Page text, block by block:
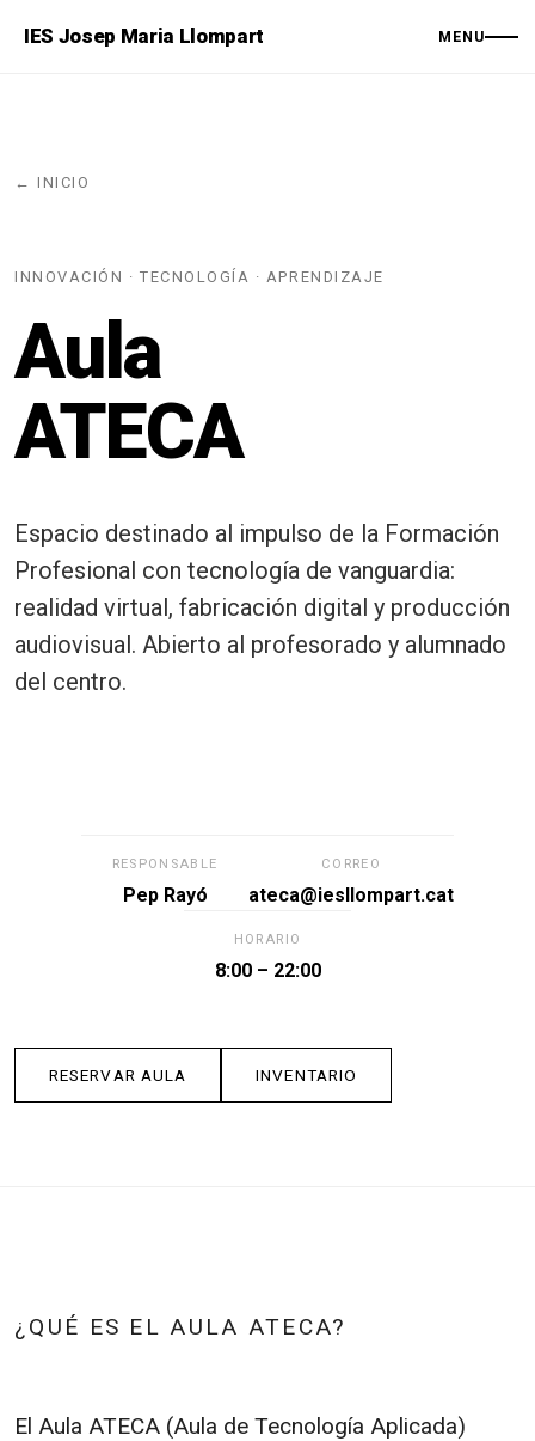
IES Josep Maria Llompart MENU
← INICIO
INNOVACIÓN · TECNOLOGÍA · APRENDIZAJE
Aula
ATECA
Espacio destinado al impulso de la Formación
Profesional con tecnología de vanguardia:
realidad virtual, fabricación digital y producción
audiovisual. Abierto al profesorado y alumnado
del centro.
RESPONSABLE
Pep Rayó
CORREO
ateca@iesllompart.cat
HORARIO
8:00 – 22:00
RESERVAR AULA INVENTARIO
¿QUÉ ES EL AULA ATECA?
El Aula ATECA (Aula de Tecnología Aplicada)